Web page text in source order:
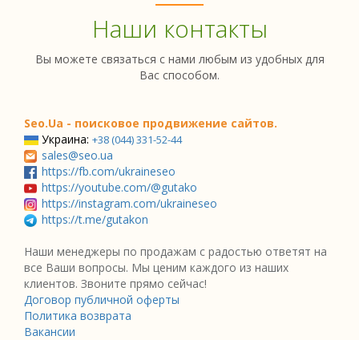
Наши контакты
Вы можете связаться с нами любым из удобных для
Вас способом.
Seo.Ua - поисковое продвижение сайтов.
Украина: +38 (044) 331-52-44
sales@seo.ua
https://fb.com/ukraineseo
https://youtube.com/@gutako
https://instagram.com/ukraineseo
https://t.me/gutakon
Наши менеджеры по продажам с радостью ответят на
все Ваши вопросы. Мы ценим каждого из наших
клиентов. Звоните прямо сейчас!
Договор публичной оферты
Политика возврата
Вакансии